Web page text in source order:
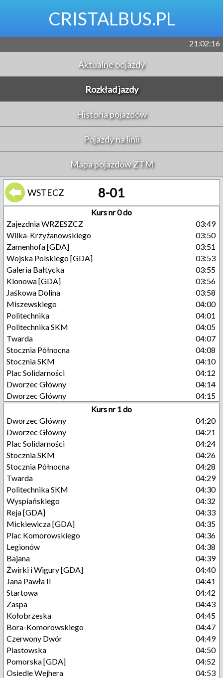
CRISTALBUS.PL
21:02:16
Aktualne odjazdy
Rozkład jazdy
Historia pojazdów
Pojazdy na linii
Mapa pojazdów ZTM
WSTECZ 8-01
Kurs nr 0 do
Zajezdnia WRZESZCZ
03:49
Wilka-Krzyżanowskiego
03:50
Zamenhofa [GDA]
03:51
Wojska Polskiego [GDA]
03:53
Galeria Bałtycka
03:55
Klonowa [GDA]
03:56
Jaśkowa Dolina
03:58
Miszewskiego
04:00
Politechnika
04:01
Politechnika SKM
04:05
Twarda
04:07
Stocznia Północna
04:08
Stocznia SKM
04:10
Plac Solidarności
04:12
Dworzec Główny
04:14
Dworzec Główny
04:15
Kurs nr 1 do
Dworzec Główny
04:20
Dworzec Główny
04:21
Plac Solidarności
04:24
Stocznia SKM
04:26
Stocznia Północna
04:28
Twarda
04:29
Politechnika SKM
04:30
Wyspiańskiego
04:32
Reja [GDA]
04:33
Mickiewicza [GDA]
04:35
Plac Komorowskiego
04:36
Legionów
04:38
Bajana
04:39
Żwirki i Wigury [GDA]
04:40
Jana Pawła II
04:41
Startowa
04:42
Zaspa
04:43
Kołobrzeska
04:45
Bora-Komorowskiego
04:47
Czerwony Dwór
04:49
Piastowska
04:50
Pomorska [GDA]
04:52
Osiedle Wejhera
04:53